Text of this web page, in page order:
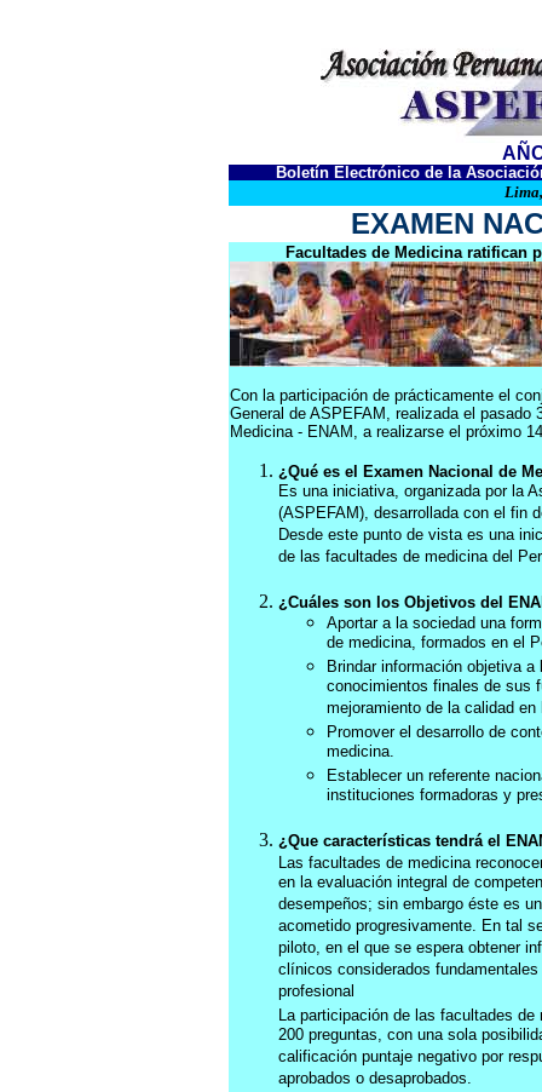
Boletín Electrónico de la
EXAMEN
Facultades de Medicina ratifican
Con la participación de prácticamente el
General de ASPEFAM, realizada el
Medicina - ENAM, a realizarse el próximo
¿Qué es el Examen Nacional de
Es una iniciativa, organizada por la
(ASPEFAM), desarrollada con el fin
Desde este punto de vista es una
de las facultades de medicina del
¿Cuáles son los Objetivos del
Aportar a la sociedad una
de medicina, formados en el
Brindar información objetiva
conocimientos finales de sus
mejoramiento de la calidad
Promover el desarrollo de
medicina.
Establecer un referente
instituciones formadoras y
¿Que características tendrá el
Las facultades de medicina
en la evaluación integral de
desempeños; sin embargo éste es
acometido progresivamente. En tal
piloto, en el que se espera obtener
clínicos considerados
profesional
La participación de las facultades
200 preguntas, con una sola
calificación puntaje negativo por
aprobados o desaprobados.